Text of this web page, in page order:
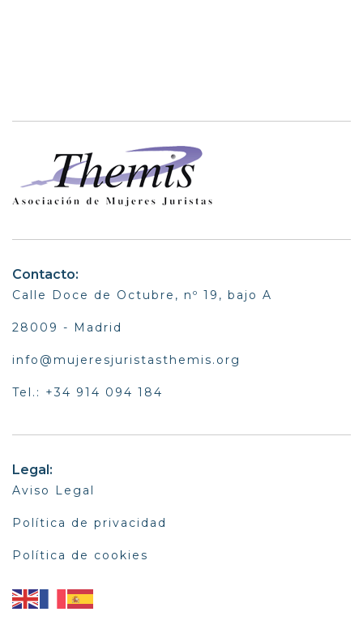
Contacto:
Calle Doce de Octubre, nº 19, bajo A
28009 - Madrid
info@mujeresjuristasthemis.org
Tel.: +34 914 094 184
Legal:
Aviso Legal
Política de privacidad
Política de cookies